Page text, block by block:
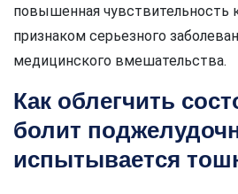
повышенная чувствительность
признаком серьезного
медицинского вмешательства.
Как облегчить
болит
испытывается